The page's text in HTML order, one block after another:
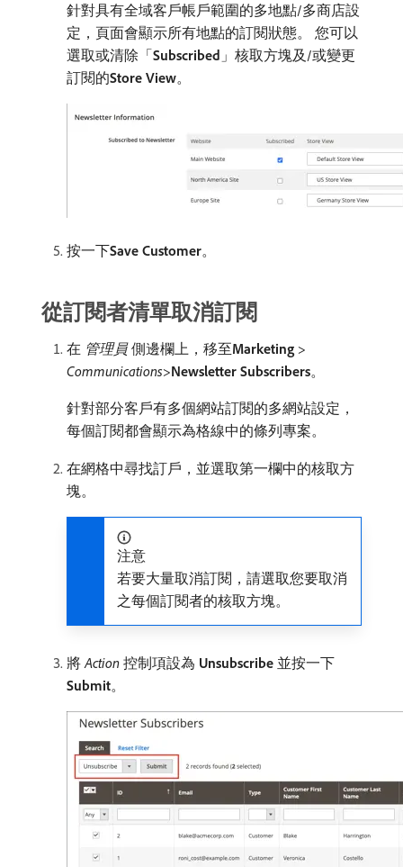
針對具有全域客戶帳戶範圍的多地點/多商店設
定，頁面會顯示所有地點的訂閱狀態。 您可以
選取或清除「Subscribed 」核取方塊及/或變更
訂閱的​Store View。
按一下​Save Customer。
從訂閱者清單取消訂閱
在​ 管理員​側邊欄上，移至​Marketing >
Communications>Newsletter Subscribers。
針對部分客戶有多個網站訂閱的多網站設定，
每個訂閱都會顯示為格線中的條列專案。
在網格中尋找訂戶，並選取第一欄中的核取方
塊。
注意
若要大量取消訂閱，請選取您要取消
之每個訂閱者的核取方塊。
將​Action ​控制項設為​ Unsubscribe ​並按一下​
Submit。